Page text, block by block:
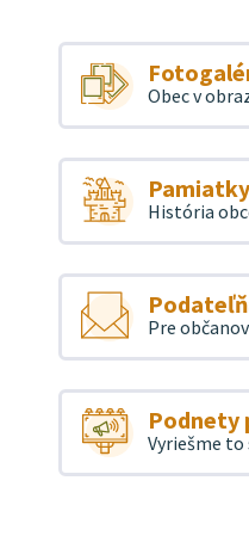
Obec v
Pamiatky
História
Pre občanov
Podnety
Vyriešme to